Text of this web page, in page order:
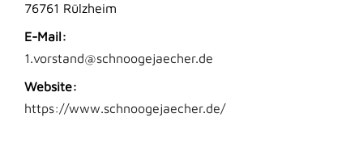
76761 Rülzheim
E-Mail:
1.vorstand@schnoogejaecher.de
Website:
https://www.schnoogejaecher.de/